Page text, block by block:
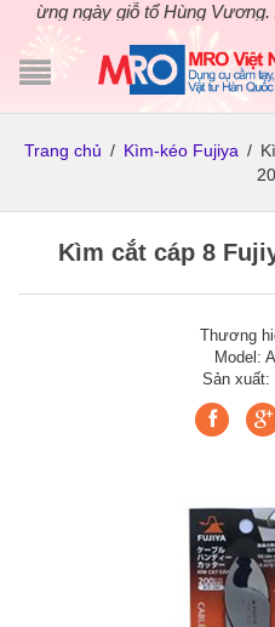
ngày giỗ tổ Hùng Vương.
Trang chủ / Kìm-kéo Fujiya /
Kìm cắt cáp 8
Thương
Model:
Sản xuất: